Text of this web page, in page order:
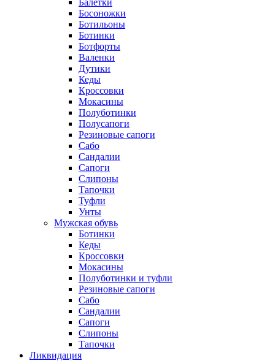
Балетки
Босоножки
Ботильоны
Ботинки
Ботфорты
Валенки
Дутики
Кеды
Кроссовки
Мокасины
Полуботинки
Полусапоги
Резиновые сапоги
Сабо
Сандалии
Сапоги
Слипоны
Тапочки
Туфли
Унты
Мужская обувь
Ботинки
Кеды
Кроссовки
Мокасины
Полуботинки и туфли
Резиновые сапоги
Сабо
Сандалии
Сапоги
Слипоны
Тапочки
Ликвидация